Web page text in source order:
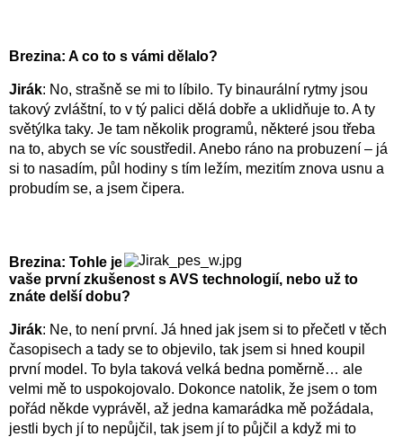
Brezina: A co to s vámi dělalo?
Jirák: No, strašně se mi to líbilo. Ty binaurální rytmy jsou
takový zvláštní, to v tý palici dělá dobře a uklidňuje to. A ty
světýlka taky. Je tam několik programů, některé jsou třeba
na to, abych se víc soustředil. Anebo ráno na probuzení – já
si to nasadím, půl hodiny s tím ležím, mezitím znova usnu a
probudím se, a jsem čipera.
Brezina: Tohle je
vaše první zkušenost s AVS technologií, nebo už to
znáte delší dobu?
Jirák: Ne, to není první. Já hned jak jsem si to přečetl v těch
časopisech a tady se to objevilo, tak jsem si hned koupil
první model. To byla taková velká bedna poměrně… ale
velmi mě to uspokojovalo. Dokonce natolik, že jsem o tom
pořád někde vyprávěl, až jedna kamarádka mě požádala,
jestli bych jí to nepůjčil, tak jsem jí to půjčil a když mi to